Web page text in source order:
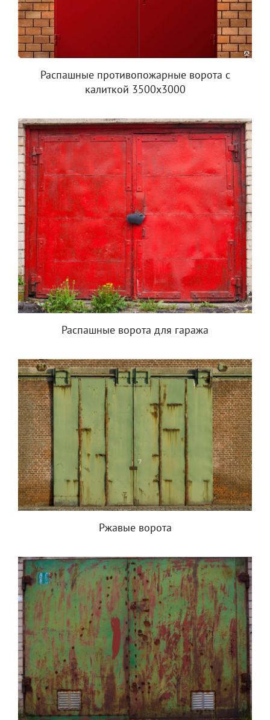
Распашные противопожарные ворота с
калиткой 3500x3000
Распашные ворота для гаража
Ржавые ворота